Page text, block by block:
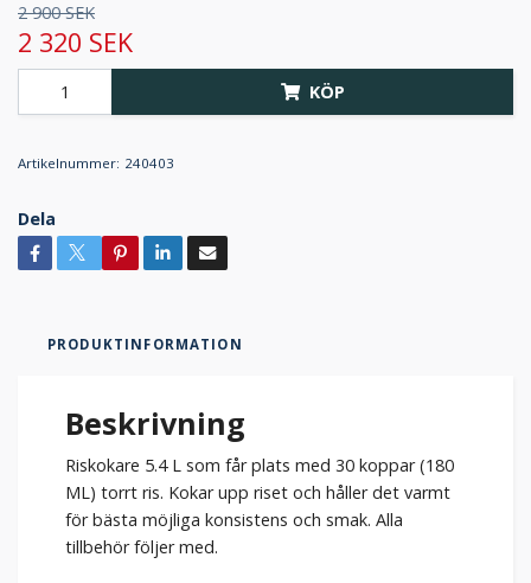
2 900 SEK
2 320 SEK
KÖP
Artikelnummer: 240403
Dela
PRODUKTINFORMATION
Beskrivning
Riskokare 5.4 L som får plats med 30 koppar (180
ML) torrt ris. Kokar upp riset och håller det varmt
för bästa möjliga konsistens och smak. Alla
tillbehör följer med.